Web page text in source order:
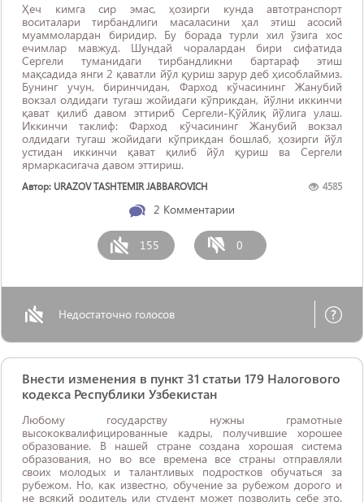
Ҳеч кимга сир эмас, ҳозирги кунда автотранспорт
воситалари тирбандлиги масаласини ҳал этиш асосий
муаммолардан биридир. Бу борада турли хил ўзига хос
ечимлар мавжуд. Шундай чоралардан бири сифатида
Сергели туманидаги тирбандликни бартараф этиш
мақсадида янги 2 қаватли йўл қуриш зарур деб ҳисоблаймиз.
Бунинг учун, биринчидан, Фарход кўчасининг Жанубий
вокзал олдидаги тугаш жойидаги кўприкдан, йўлни иккинчи
қават қилиб давом эттириб Сергели-Қўйлиқ йўлига улаш.
Иккинчи таклиф: Фарход кўчасининг Жанубий вокзал
олдидаги тугаш жойидаги кўприкдан бошлаб, ҳозирги йўл
устидан иккинчи қават қилиб йўл қуриш ва Сергели
ярмаркасигача давом эттириш.
Автор: URAZOV TASHTEMIR JABBAROVICH 4585
2 Комментарии
155 0
Недостаточно голосов
Внести изменения в пункт 31 статьи 179 Налогового
кодекса Республики Узбекистан
Любому государству нужны грамотные
высококвалифицированные кадры, получившие хорошее
образование. В нашей стране создана хорошая система
образования, но во все времена все страны отправляли
своих молодых и талантливых подростков обучаться за
рубежом. Но, как известно, обучение за рубежом дорого и
не всякий родитель или студент может позволить себе это.